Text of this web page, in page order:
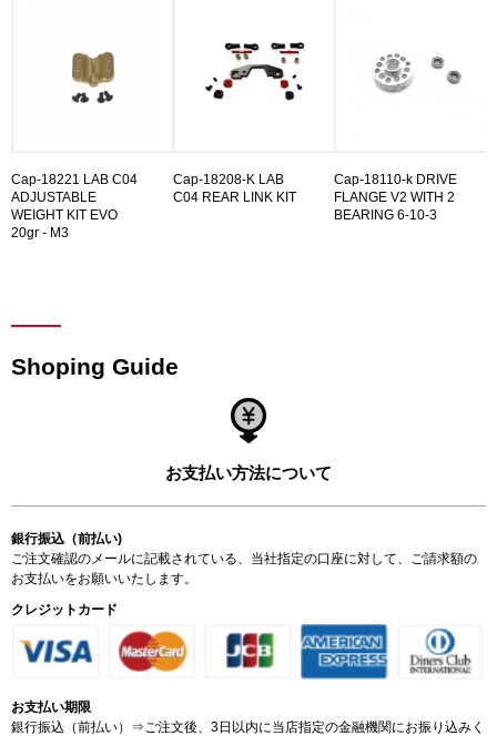
Cap-18221 LAB C04
ADJUSTABLE
WEIGHT KIT EVO
20gr - M3
Cap-18208-K LAB
C04 REAR LINK KIT
Cap-18110-k DRIVE
FLANGE V2 WITH 2
BEARING 6-10-3
Shoping Guide
お支払い方法について
銀行振込（前払い)
ご注文確認のメールに記載されている、当社指定の口座に対して、ご請求額の
お支払いをお願いいたします。
クレジットカード
お支払い期限
銀行振込（前払い）⇒ご注文後、3日以内に当店指定の金融機関にお振り込みく